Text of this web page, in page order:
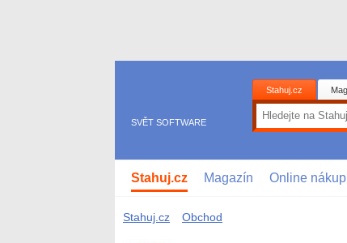
SVĚT SOFTWARE
Stahuj.cz
Stahuj.cz Magazín Online
Stahuj.cz
Obchod